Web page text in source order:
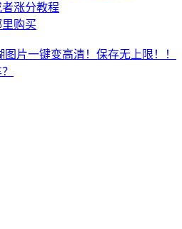
涨分教程
购买
片一键变高清！保存无上限！！